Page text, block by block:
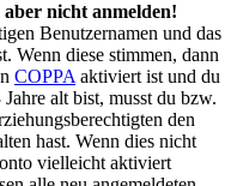
nicht anmelden!
Benutzernamen und das
Wenn diese stimmen, dann
COPPA aktiviert ist und du
alt bist, musst du bzw.
den
hast. Wenn dies nicht
vielleicht aktiviert